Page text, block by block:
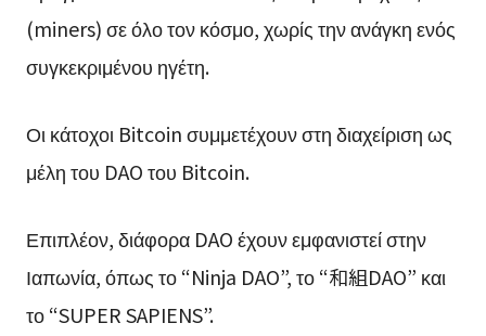
(miners) σε όλο τον κόσμο, χωρίς την ανάγκη ενός
συγκεκριμένου ηγέτη.
Οι κάτοχοι Bitcoin συμμετέχουν στη διαχείριση ως
μέλη του DAO του Bitcoin.
Επιπλέον, διάφορα DAO έχουν εμφανιστεί στην
Ιαπωνία, όπως το “Ninja DAO”, το “和組DAO” και
το “SUPER SAPIENS”.